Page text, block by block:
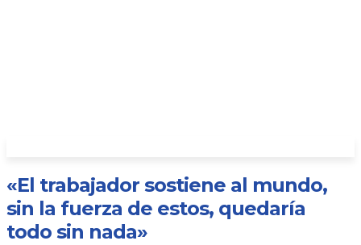
«El trabajador sostiene al mundo,
sin la fuerza de estos, quedaría
todo sin nada»